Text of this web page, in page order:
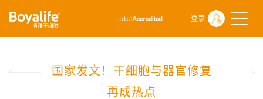
登录
首页 什么是干细胞
前沿动态
国家发文！干细胞与器官修复再成热点
国家发文！干细胞与器官修复
再成热点